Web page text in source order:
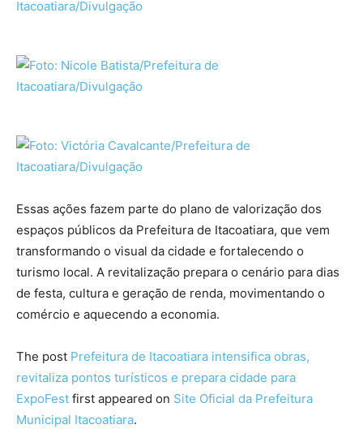
Essas ações fazem parte do plano de valorização dos
espaços públicos da Prefeitura de Itacoatiara, que vem
transformando o visual da cidade e fortalecendo o
turismo local. A revitalização prepara o cenário para dias
de festa, cultura e geração de renda, movimentando o
comércio e aquecendo a economia.
The post Prefeitura de Itacoatiara intensifica obras,
revitaliza pontos turísticos e prepara cidade para
ExpoFest first appeared on Site Oficial da Prefeitura
Municipal Itacoatiara.